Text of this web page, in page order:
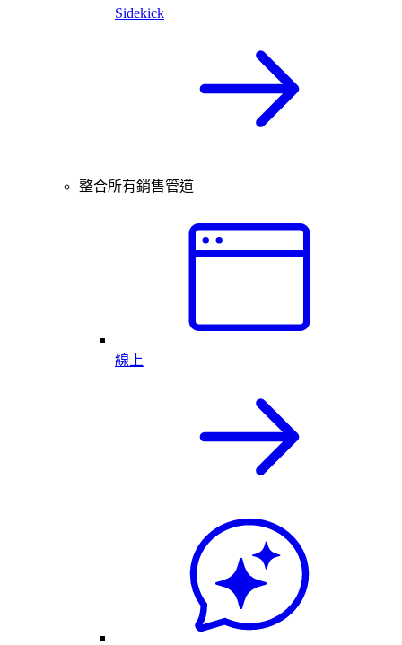
Sidekick
整合所有銷售管道
線上